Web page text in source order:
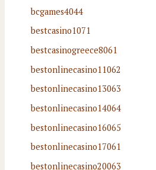
bcgames4044
bestcasino1071
bestcasinogreece8061
bestonlinecasino11062
bestonlinecasino13063
bestonlinecasino14064
bestonlinecasino16065
bestonlinecasino17061
bestonlinecasino20063